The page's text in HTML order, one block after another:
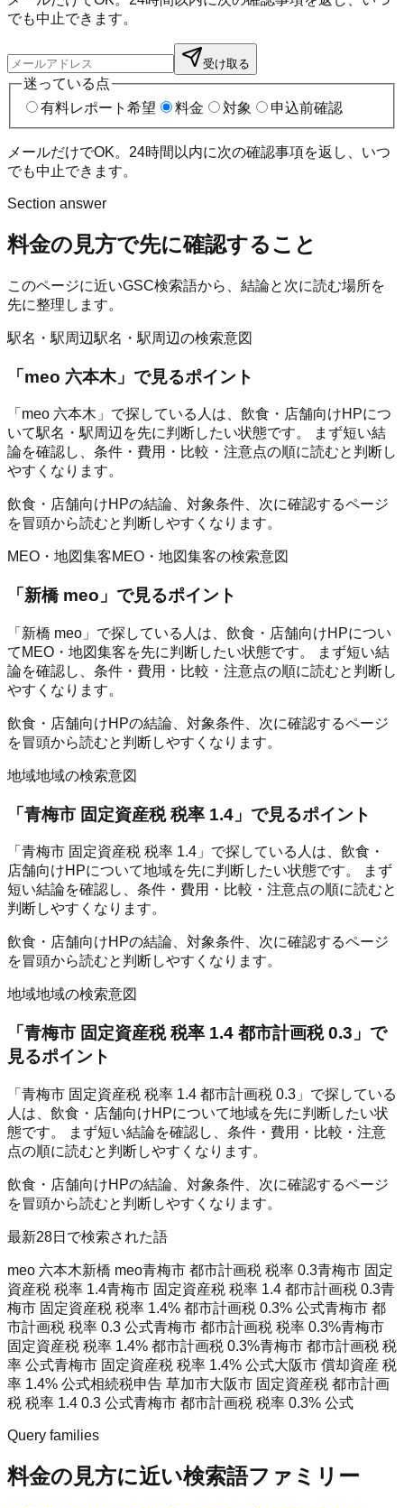
でも中止できます。
受け取る
迷っている点
有料レポート希望
料金 対象 申込前確認
メールだけでOK。24時間以内に次の確認事項を返し、いつ
でも中止できます。
Section answer
料金の見方で先に確認すること
このページに近いGSC検索語から、結論と次に読む場所を
先に整理します。
駅名・駅周辺駅名・駅周辺の検索意図
「meo 六本木」で見るポイント
「meo 六本木」で探している人は、飲食・店舗向けHPにつ
いて駅名・駅周辺を先に判断したい状態です。 まず短い結
論を確認し、条件・費用・比較・注意点の順に読むと判断し
やすくなります。
飲食・店舗向けHPの結論、対象条件、次に確認するページ
を冒頭から読むと判断しやすくなります。
MEO・地図集客MEO・地図集客の検索意図
「 新橋 meo 」で見るポイント
「新橋 meo」で探している人は、飲食・店舗向けHPについ
てMEO・地図集客を先に判断したい状態です。 まず短い結
論を確認し、条件・費用・比較・注意点の順に読むと判断し
やすくなります。
飲食・店舗向けHPの結論、対象条件、次に確認するページ
を冒頭から読むと判断しやすくなります。
地域地域の検索意図
「青梅市 固定資産税 税率 1.4 」で見るポイント
「青梅市 固定資産税 税率 1.4」で探している人は、飲食・
店舗向けHPについて地域を先に判断したい状態です。 まず
短い結論を確認し、条件・費用・比較・注意点の順に読むと
判断しやすくなります。
飲食・店舗向けHPの結論、対象条件、次に確認するページ
を冒頭から読むと判断しやすくなります。
地域地域の検索意図
「 青梅市 固定資産税 税率 1.4 都市計画税 0.3 」で
見るポイント
「青梅市 固定資産税 税率 1.4 都市計画税 0.3」で探している
人は、飲食・店舗向けHPについて地域を先に判断したい状
態です。 まず短い結論を確認し、条件・費用・比較・注意
点の順に読むと判断しやすくなります。
飲食・店舗向けHPの結論、対象条件、次に確認するページ
を冒頭から読むと判断しやすくなります。
最新28日で検索された語
meo 六本木新橋 meo青梅市 都市計画税 税率 0.3青梅市 固定
資産税 税率 1.4青梅市 固定資産税 税率 1.4 都市計画税 0.3青
梅市 固定資産税 税率 1.4% 都市計画税 0.3% 公式青梅市 都
市計画税 税率 0.3 公式青梅市 都市計画税 税率 0.3%青梅市
固定資産税 税率 1.4% 都市計画税 0.3%青梅市 都市計画税 税
率 公式青梅市 固定資産税 税率 1.4% 公式大阪市 償却資産 税
率 1.4% 公式相続税申告 草加市大阪市 固定資産税 都市計画
税 税率 1.4 0.3 公式青梅市 都市計画税 税率 0.3% 公式
Query families
料金の見方に近い検索語ファミリー